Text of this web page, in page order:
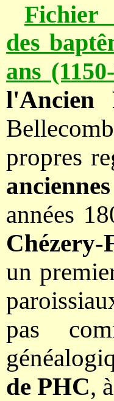
des
ans
l'Ancien
propres
années
Chézery-
un
pas
de PHC,